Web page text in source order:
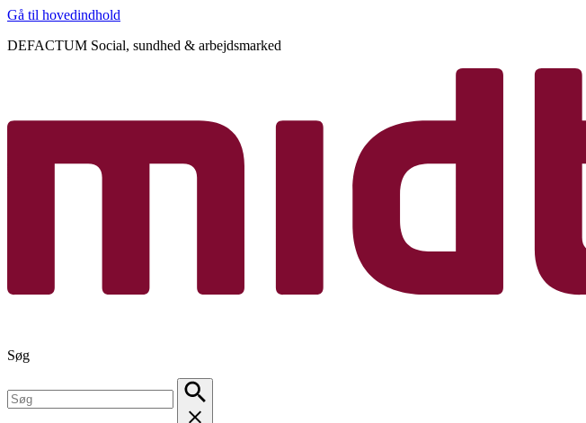
Gå til hovedindhold
DEFACTUM Social, sundhed & arbejdsmarked
Søg